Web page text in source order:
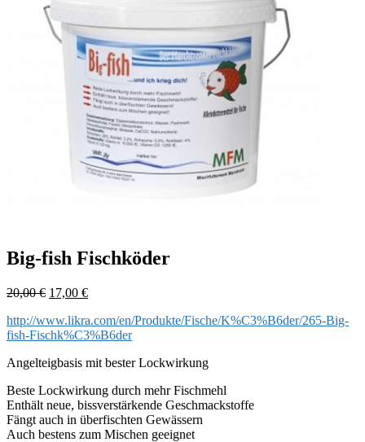
Big-fish Fischköder
20,00€ Ursprünglicher
war:
20,00 €
17,00 €Aktueller
ist:
17,00 €.
http://www.likra.com/en/Produkte/Fische/K%C3%B6der/265-Big-
fish-Fischk%C3%B6der
Angelteigbasis mit bester Lockwirkung
Beste Lockwirkung durch mehr Fischmehl
Enthält neue, bissverstärkende Geschmackstoffe
Fängt auch in überfischten Gewässern
Auch bestens zum Mischen geeignet